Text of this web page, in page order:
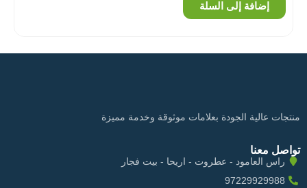
إضافة إلى السلة
منتجات عالية الجودة بعلامات موثوقة وخدمة مميزة
تواصل معنا
راس العامود - عطروت - اريحا - بيت فجار
97229929988